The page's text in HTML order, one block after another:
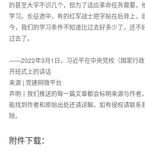
的甚至大字不识几个，但为了适应革命任务需要，
学习。长征途中，有的红军战士把字贴在后背上，
今，我们的学习条件不知道比过去好多少了，还不
过去了。
——2022年3月1日，习近平在中央党校（国家行
开班式上的讲话
来源 | 党建网微平台
声明丨我们推送的每一篇文章都会标明来源与作者
能找到作者和原始出处还请谅解。如有侵权请联系
除。
附件下载：